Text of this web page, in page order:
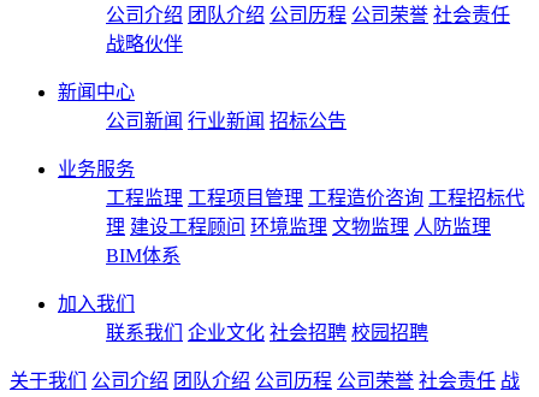
公司介绍 团队介绍 公司历程 公司荣誉 社会责任
战略伙伴
新闻中心
公司新闻 行业新闻 招标公告
业务服务
工程监理 工程项目管理 工程造价咨询 工程招标代
理 建设工程顾问 环境监理 文物监理 人防监理
BIM体系
加入我们
联系我们
企业文化 社会招聘 校园招聘
关于我们 公司介绍 团队介绍 公司历程 公司荣誉 社会责任 战